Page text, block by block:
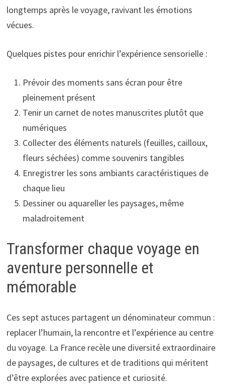
longtemps après le voyage, ravivant les émotions
vécues.
Quelques pistes pour enrichir l’expérience sensorielle :
Prévoir des moments sans écran pour être
pleinement présent
Tenir un carnet de notes manuscrites plutôt que
numériques
Collecter des éléments naturels (feuilles, cailloux,
fleurs séchées) comme souvenirs tangibles
Enregistrer les sons ambiants caractéristiques de
chaque lieu
Dessiner ou aquareller les paysages, même
maladroitement
Transformer chaque voyage en
aventure personnelle et
mémorable
Ces sept astuces partagent un dénominateur commun :
replacer l’humain, la rencontre et l’expérience au centre
du voyage. La France recèle une diversité extraordinaire
de paysages, de cultures et de traditions qui méritent
d’être explorées avec patience et curiosité.